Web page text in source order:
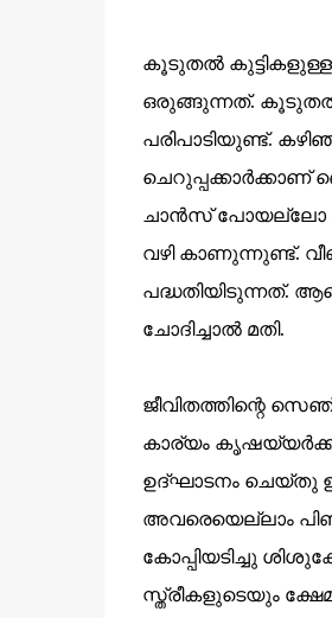
കൂടുതല്‍ കുട്ടികളുള്ള
ഒരുങ്ങുന്നത്. കൂടുതല്‍
പരിപാടിയുണ്ട്.
ചാന്‍സ് പോയല്ലോ
വഴി കാണുന്നുണ്ട്.
പദ്ധതിയിടുന്നത്.
ചോദിച്ചാല്‍ മതി.
ജീവിതത്തിന്റെ
കാര്യം കൃഷയ്യര്‍ക്ക്
ഉദ്ഘാടനം ചെയ്തു
അവരെയെല്ലാം
കോപ്പിയടിച്ചു
സ്ത്രീകളുടെയും